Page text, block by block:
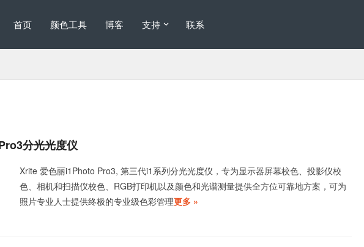
首页 颜色工具 博客 支持 联系
分光光度仪
Xrite 爱色丽i1Photo Pro3, 第三代i1系列分光光度仪，专为显示器屏幕校色、投影仪校
色、相机和扫描仪校色、RGB打印机以及颜色和光谱测量提供全方位可靠地方案，可为
照片专业人士提供终极的专业级色彩管理更多 »